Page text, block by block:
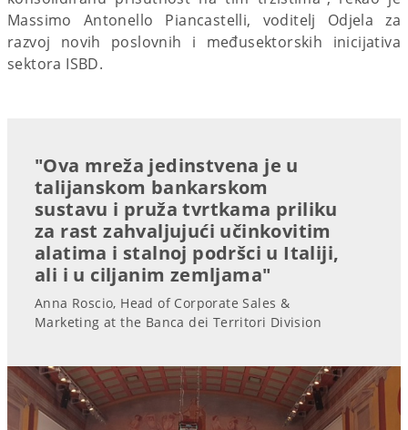
Massimo Antonello Piancastelli, voditelj Odjela za
razvoj novih poslovnih i međusektorskih inicijativa
sektora ISBD.
"Ova mreža jedinstvena je u
talijanskom bankarskom
sustavu i pruža tvrtkama priliku
za rast zahvaljujući učinkovitim
alatima i stalnoj podršci u Italiji,
ali i u ciljanim zemljama"
Anna Roscio, Head of Corporate Sales &
Marketing at the Banca dei Territori Division